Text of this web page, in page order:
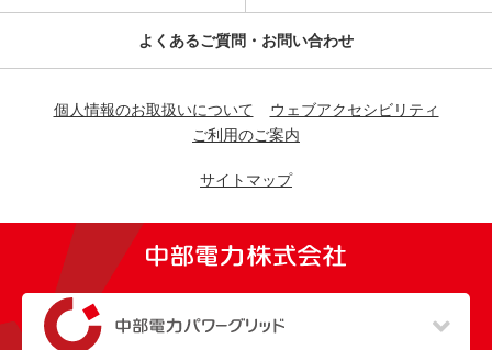
よくあるご質問・お問い合わせ
個人情報のお取扱いについて
ウェブアクセシビリティ
ご利用のご案内
サイトマップ
（新しいウィンドウを開きます）